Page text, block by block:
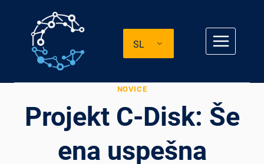
vsebino
SL
NOVICE
Projekt C-Disk: Še
ena uspešna